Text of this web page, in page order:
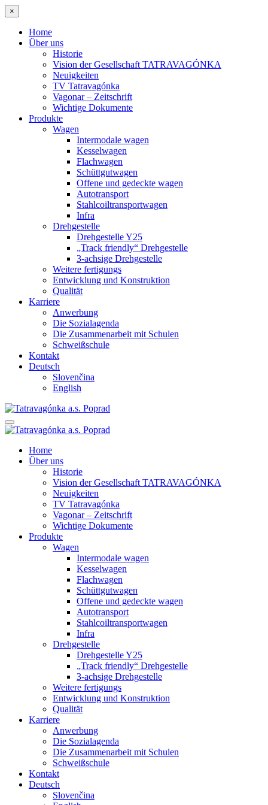
×
Home
Über uns
Historie
Vision der Gesellschaft TATRAVAGÓNKA
Neuigkeiten
TV Tatravagónka
Vagonar – Zeitschrift
Wichtige Dokumente
Produkte
Wagen
Intermodale wagen
Kesselwagen
Flachwagen
Schüttgutwagen
Offene und gedeckte wagen
Autotransport
Stahlcoiltransportwagen
Infra
Drehgestelle
Drehgestelle Y25
„Track friendly“ Drehgestelle
3-achsige Drehgestelle
Weitere fertigungs
Entwicklung und Konstruktion
Qualität
Karriere
Anwerbung
Die Sozialagenda
Die Zusammenarbeit mit Schulen
Schweißschule
Kontakt
Deutsch
Slovenčina
English
Home
Über uns
Historie
Vision der Gesellschaft TATRAVAGÓNKA
Neuigkeiten
TV Tatravagónka
Vagonar – Zeitschrift
Wichtige Dokumente
Produkte
Wagen
Intermodale wagen
Kesselwagen
Flachwagen
Schüttgutwagen
Offene und gedeckte wagen
Autotransport
Stahlcoiltransportwagen
Infra
Drehgestelle
Drehgestelle Y25
„Track friendly“ Drehgestelle
3-achsige Drehgestelle
Weitere fertigungs
Entwicklung und Konstruktion
Qualität
Karriere
Anwerbung
Die Sozialagenda
Die Zusammenarbeit mit Schulen
Schweißschule
Kontakt
Deutsch
Slovenčina